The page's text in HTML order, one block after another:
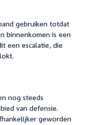
gebruiken totdat
binnenkomen is een
een escalatie, die
nog steeds
van defensie.
geworden